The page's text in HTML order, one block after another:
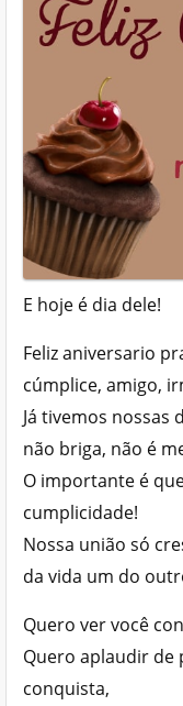
E hoje é dia dele!
Feliz aniversario
cúmplice, amigo,
Já tivemos nossas
não briga, não é
O importante é
cumplicidade!
Nossa união só
da vida um do
Quero ver você
Quero aplaudir de
conquista,